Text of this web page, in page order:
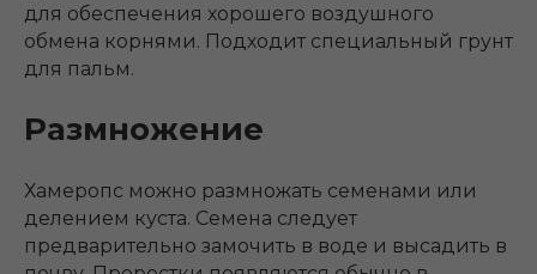
для обеспечения хорошего воздушного
обмена корнями. Подходит специальный грунт
для пальм.
Размножение
Хамеропс можно размножать семенами или
делением куста. Семена следует
предварительно замочить в воде и высадить в